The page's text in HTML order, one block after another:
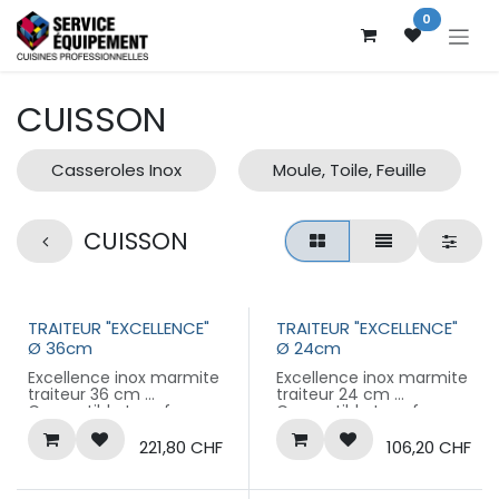
Se rendre au contenu 0
CUISSON
Casseroles Inox Moule, Toile, Feuille
CUISSON
TRAITEUR "EXCELLENCE"
Ø 36cm
Excellence inox marmite
traiteur 36 cm
Compatible tous feux
Garantie 10 ans
Livré sans couvercle
221,80 CHF
TRAITEUR "EXCELLENCE"
Ø 24cm
Excellence inox marmite
traiteur 24 cm
Compatible tous feux
Garantie 10 ans
Livré sans couvercle
106,20 CHF